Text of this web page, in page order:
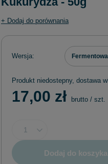
+ Dodaj do porównania
Wersja
Produkt niedostepny, dostawa
17,00 zł brutto / szt.
Dodaj do koszyka